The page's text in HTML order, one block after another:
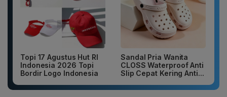
Topi 17 Agustus Hut RI
Indonesia 2026 Topi
Bordir Logo Indonesia
Sandal Pria Wanita
CLOSS Waterproof Anti
Slip Cepat Kering Anti...